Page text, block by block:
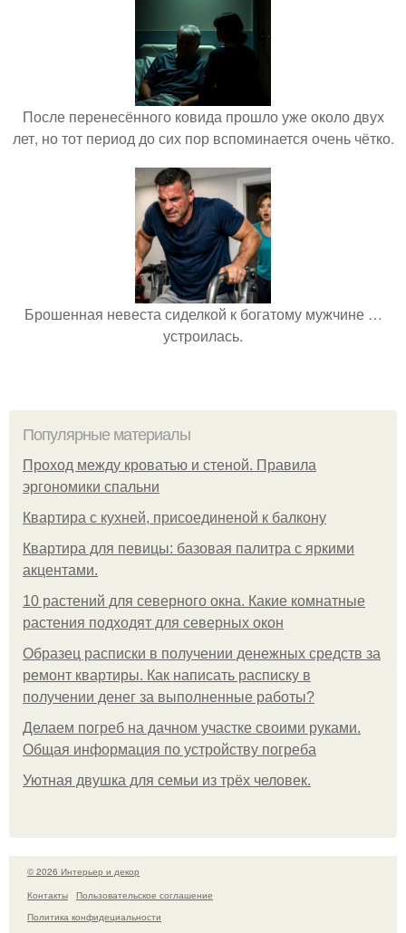
После перенесённого ковида прошло уже около двух
лет, но тот период до сих пор вспоминается очень чётко.
Брошенная невеста сиделкой к богатому мужчине …
устроилась.
Популярные материалы
Проход между кроватью и стеной. Правила
эргономики спальни
Квартира с кухней, присоединеной к балкону
Квартира для певицы: базовая палитра с яркими
акцентами.
10 растений для северного окна. Какие комнатные
растения подходят для северных окон
Образец расписки в получении денежных средств за
ремонт квартиры. Как написать расписку в
получении денег за выполненные работы?
Делаем погреб на дачном участке своими руками.
Общая информация по устройству погреба
Уютная двушка для семьи из трёх человек.
© 2026 Интерьер и декор
Контакты
Пользовательское соглашение
Политика конфидециальности